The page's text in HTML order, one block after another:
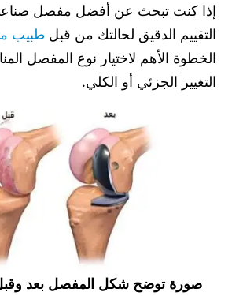
إذا كنت تبحث عن أفضل مفصل
التقييم الدقيق لحالتك من قبل طبيب
الخطوة الأهم لاختيار نوع المفصل
التغيير الجزئي أو الكلي.
صورة توضح شكل المفصل بعد وقبل